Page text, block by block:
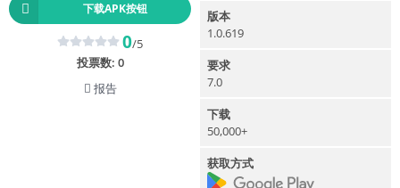
下载APK按钮
0/5
投票数: 0
报告
版本
1.0.619
要求
7.0
下载
50,000+
获取方式